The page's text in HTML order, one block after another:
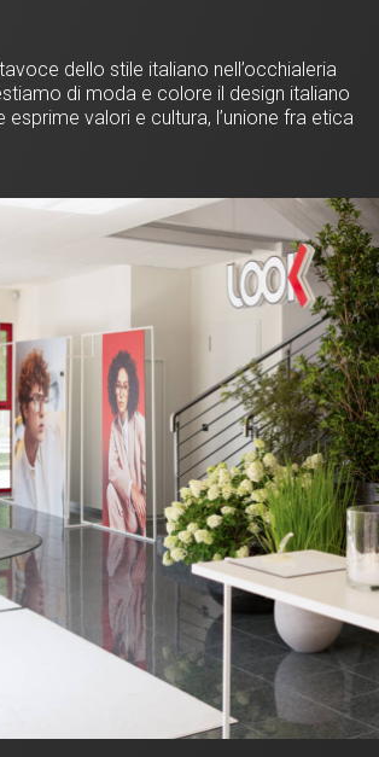
dello stile italiano nell’occhialeria
di moda e colore il design italiano
esprime valori e cultura, l’unione fra etica